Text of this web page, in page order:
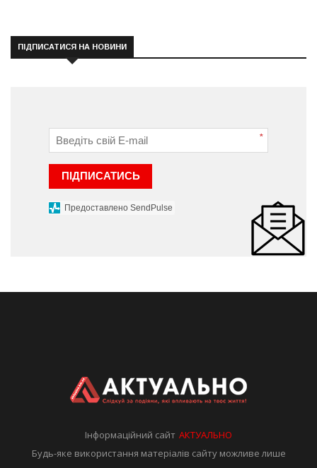
ПІДПИСАТИСЯ НА НОВИНИ
*
ПІДПИСАТИСЬ
Предоставлено SendPulse
Інформаційний сайтАКТУАЛЬНО
Будь-яке використання матеріалів сайту можливе лише